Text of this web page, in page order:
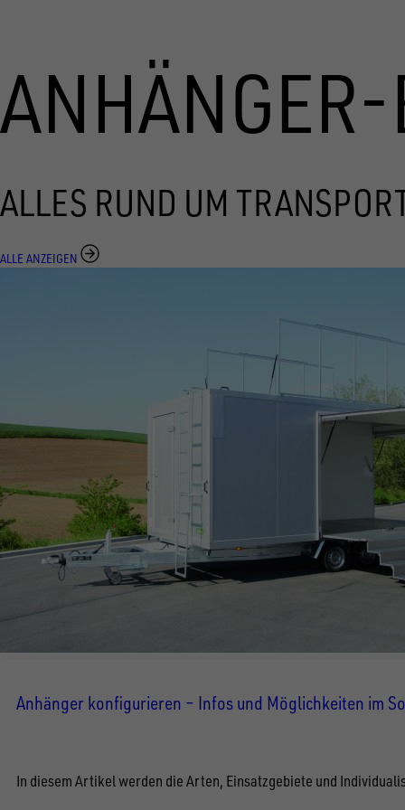
ALLES RUND UM
ALLE ANZEIGEN
Anhänger konfigurieren – Infos und Möglichkeiten im
In diesem Artikel werden die Arten, Einsatzgebiete und